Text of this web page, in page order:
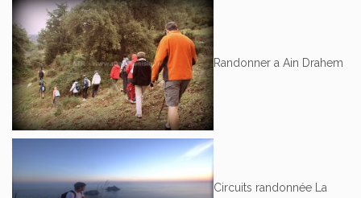
Randonner a Ain Drahem
Circuits randonnée La